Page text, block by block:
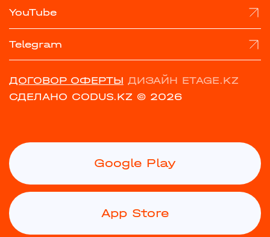
YouTube
Telegram
ДОГОВОР ОФЕРТЫ ДИЗАЙН ETAGE.KZ
СДЕЛАНО CODUS.KZ © 2026
Google Play
App Store